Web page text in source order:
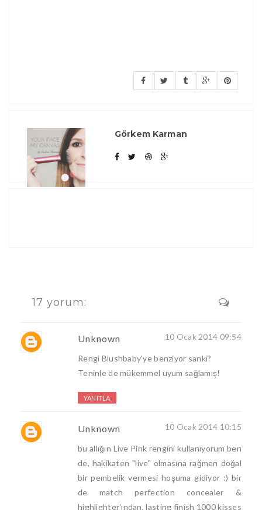
Görkem Karman
17 yorum:
Unknown 10 Ocak 2014 09:54
Rengi Blushbaby'ye benziyor sanki?
Teninle de mükemmel uyum sağlamış!
YANITLA
Unknown 10 Ocak 2014 10:15
bu allığın Live Pink rengini kullanıyorum ben
de, hakikaten "live" olmasına rağmen doğal
bir pembelik vermesi hoşuma gidiyor :) bir
de match perfection concealer &
highlighter'ından, lasting finish 1000 kisses